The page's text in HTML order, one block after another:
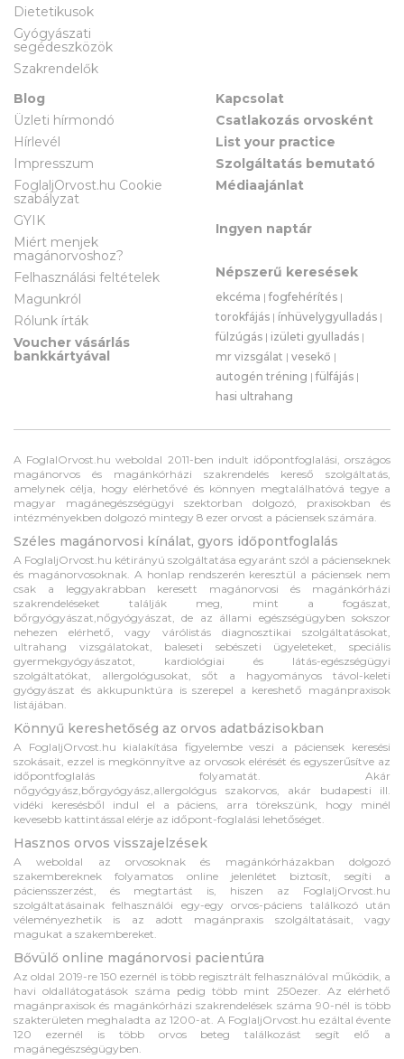
Dietetikusok
Gyógyászati
segédeszközök
Szakrendelők
Blog
Üzleti hírmondó
Hírlevél
Impresszum
FoglaljOrvost.hu Cookie
szabályzat
GYIK
Miért menjek
magánorvoshoz?
Felhasználási feltételek
Magunkról
Rólunk írták
Voucher vásárlás
bankkártyával
Kapcsolat
Csatlakozás orvosként
List your practice
Szolgáltatás bemutató
Médiaajánlat
Ingyen naptár
Népszerű keresések
ekcéma |fogfehérítés |
torokfájás | ínhüvelygyulladás |
fülzúgás | izületi gyulladás |
mr vizsgálat | vesekő |
autogén tréning |fülfájás |
hasi ultrahang
A FoglalOrvost.hu weboldal 2011-ben indult időpontfoglalási, országos
magánorvos és magánkórházi szakrendelés kereső szolgáltatás,
amelynek célja, hogy elérhetővé és könnyen megtalálhatóvá tegye a
magyar magánegészségügyi szektorban dolgozó, praxisokban és
intézményekben dolgozó mintegy 8 ezer orvost a páciensek számára.
Széles magánorvosi kínálat, gyors időpontfoglalás
A FoglaljOrvost.hu kétirányú szolgáltatása egyaránt szól a pácienseknek
és magánorvosoknak. A honlap rendszerén keresztül a páciensek nem
csak a leggyakrabban keresett magánorvosi és magánkórházi
szakrendeléseket találják meg, mint a fogászat,
bőrgyógyászat,nőgyógyászat, de az állami egészségügyben sokszor
nehezen elérhető, vagy várólistás diagnosztikai szolgáltatásokat,
ultrahang vizsgálatokat, baleseti sebészeti ügyeleteket, speciális
gyermekgyógyászatot, kardiológiai és látás-egészségügyi
szolgáltatókat, allergológusokat, sőt a hagyományos távol-keleti
gyógyászat és akkupunktúra is szerepel a kereshető magánpraxisok
listájában.
Könnyű kereshetőség az orvos adatbázisokban
A FoglaljOrvost.hu kialakítása figyelembe veszi a páciensek keresési
szokásait, ezzel is megkönnyítve az orvosok elérését és egyszerűsítve az
időpontfoglalás folyamatát. Akár
nőgyógyász,bőrgyógyász,allergológus szakorvos, akár budapesti ill.
vidéki keresésből indul el a páciens, arra törekszünk, hogy minél
kevesebb kattintással elérje az időpont-foglalási lehetőséget.
Hasznos orvos visszajelzések
A weboldal az orvosoknak és magánkórházakban dolgozó
szakembereknek folyamatos online jelenlétet biztosít, segíti a
páciensszerzést, és megtartást is, hiszen az FoglaljOrvost.hu
szolgáltatásainak felhasználói egy-egy orvos-páciens találkozó után
véleményezhetik is az adott magánpraxis szolgáltatásait, vagy
magukat a szakembereket.
Bővülő online magánorvosi pacientúra
Az oldal 2019-re 150 ezernél is több regisztrált felhasználóval működik, a
havi oldallátogatások száma pedig több mint 250ezer. Az elérhető
magánpraxisok és magánkórházi szakrendelések száma 90-nél is több
szakterületen meghaladta az 1200-at. A FoglaljOrvost.hu ezáltal évente
120 ezernél is több orvos beteg találkozást segít elő a
magánegészségügyben.